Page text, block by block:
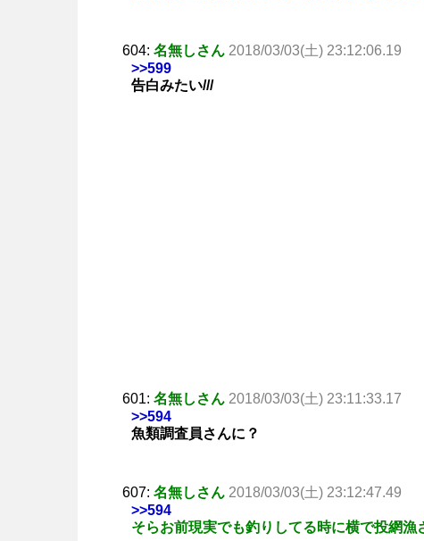
604: 名無しさん 2018/03/03(土) 23:12:06.19
>>599
告白みたい///
601: 名無しさん 2018/03/03(土) 23:11:33.17
>>594
魚類調査員さんに？
607: 名無しさん 2018/03/03(土) 23:12:47.49
>>594
そらお前現実でも釣りしてる時に横で投網漁